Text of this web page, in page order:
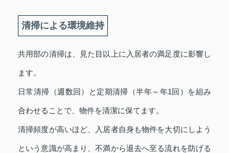
清掃による環境維持
共用部の清掃は、見た目以上に入居者の満足度に影響し
ます。
日常清掃（週数回）と定期清掃（半年～年1回）を組み
合わせることで、物件を清潔に保てます。
清掃頻度が高いほど、入居者自身も物件を大切にしよう
という意識が高まり、不満から退去へ至る流れを防げる